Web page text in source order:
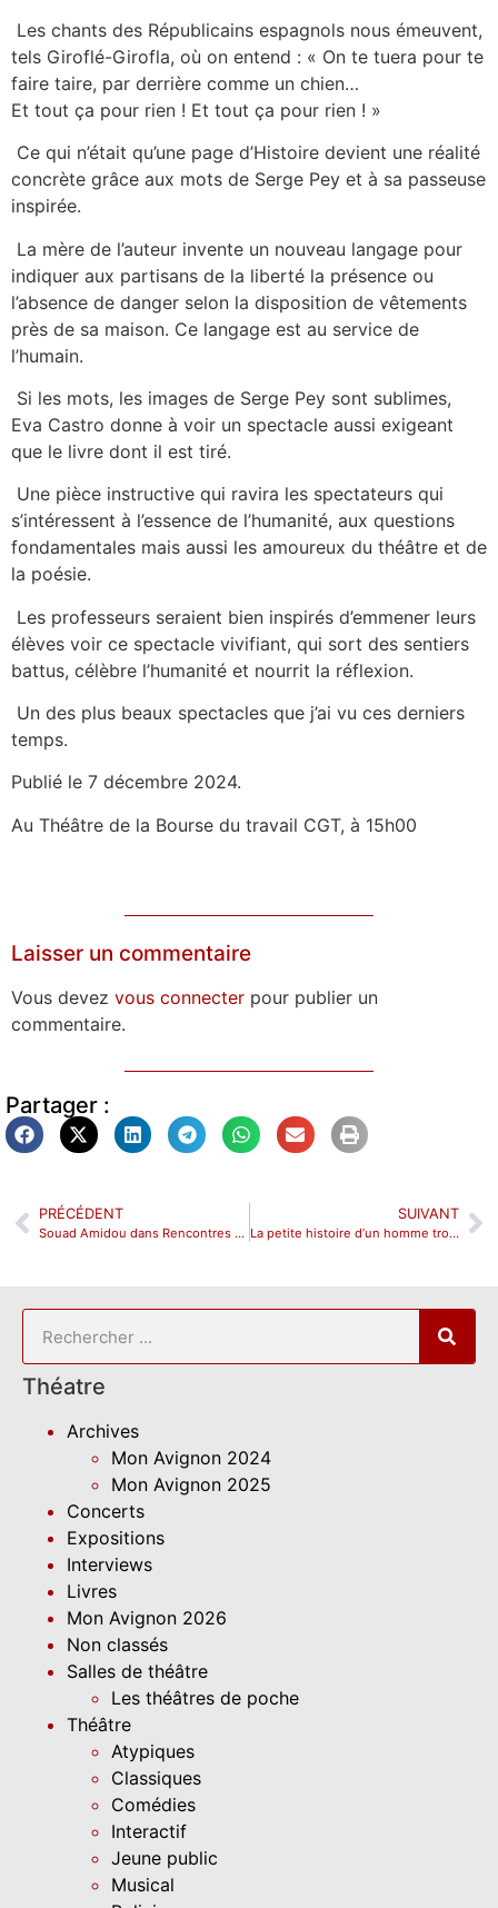
Théatre
Archives
Mon Avignon 2024
Mon Avignon 2025
Concerts
Expositions
Interviews
Livres
Mon Avignon 2026
Non classés
Salles de théâtre
Les théâtres de poche
Théâtre
Atypiques
Classiques
Comédies
Interactif
Jeune public
Musical
Les chants des Républicains espagnols nous émeuvent,
tels Giroflé-Girofla, où on entend : « On te tuera pour te
faire taire, par derrière comme un chien…
Et tout ça pour rien ! Et tout ça pour rien ! »
Ce qui n’était qu’une page d’Histoire devient une réalité
concrète grâce aux mots de Serge Pey et à sa passeuse
inspirée.
La mère de l’auteur invente un nouveau langage pour
indiquer aux partisans de la liberté la présence ou
l’absence de danger selon la disposition de vêtements
près de sa maison. Ce langage est au service de
l’humain.
Si les mots, les images de Serge Pey sont sublimes,
Eva Castro donne à voir un spectacle aussi exigeant
que le livre dont il est tiré.
Une pièce instructive qui ravira les spectateurs qui
s’intéressent à l’essence de l’humanité, aux questions
fondamentales mais aussi les amoureux du théâtre et de
la poésie.
Les professeurs seraient bien inspirés d’emmener leurs
élèves voir ce spectacle vivifiant, qui sort des sentiers
battus, célèbre l’humanité et nourrit la réflexion.
Un des plus beaux spectacles que j’ai vu ces derniers
temps.
Publié le 7 décembre 2024.
Au Théâtre de la Bourse du travail CGT, à 15h00
Laisser un commentaire
Vous devez vous connecter pour publier un
commentaire.
Partager :
PRÉCÉDENT
Souad Amidou dans Rencontres à l’Optimist
SUIVANT
La petite histoire d’un homme trop grand au Théâtre Albatros